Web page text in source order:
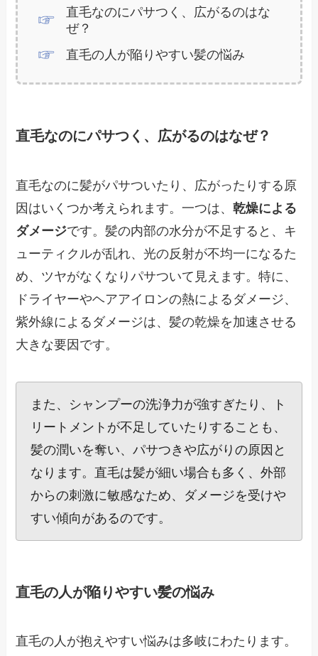
直毛なのにパサつく、広がるのはな
ぜ？
直毛の人が陥りやすい髪の悩み
直毛なのにパサつく、広がるのはなぜ？
直毛なのに髪がパサついたり、広がったりする原
因はいくつか考えられます。一つは、乾燥による
ダメージです。髪の内部の水分が不足すると、キ
ューティクルが乱れ、光の反射が不均一になるた
め、ツヤがなくなりパサついて見えます。特に、
ドライヤーやヘアアイロンの熱によるダメージ、
紫外線によるダメージは、髪の乾燥を加速させる
大きな要因です。
また、シャンプーの洗浄力が強すぎたり、ト
リートメントが不足していたりすることも、
髪の潤いを奪い、パサつきや広がりの原因と
なります。直毛は髪が細い場合も多く、外部
からの刺激に敏感なため、ダメージを受けや
すい傾向があるのです。
直毛の人が陥りやすい髪の悩み
直毛の人が抱えやすい悩みは多岐にわたります。